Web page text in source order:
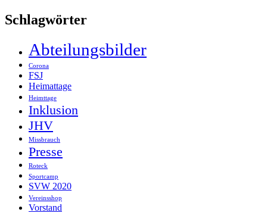
Schlagwörter
Abteilungsbilder
Corona
FSJ
Heimattage
Heimttage
Inklusion
JHV
Missbrauch
Presse
Roteck
Sportcamp
SVW 2020
Vereinsshop
Vorstand